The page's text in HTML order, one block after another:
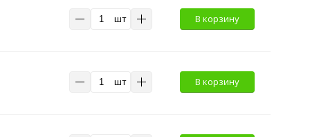
шт В корзину
шт В корзину